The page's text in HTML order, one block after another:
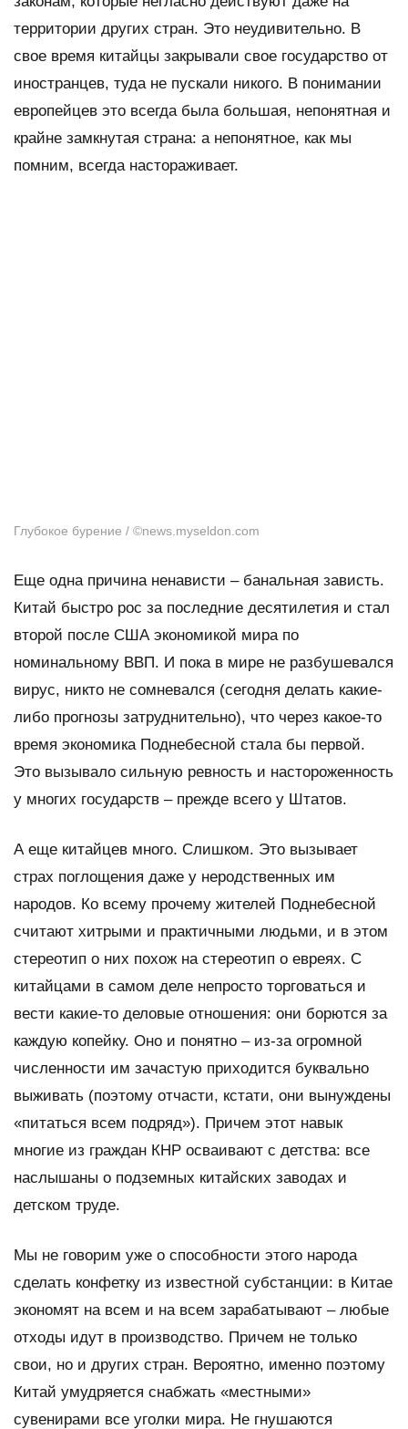
территории других стран. Это неудивительно. В
свое время китайцы закрывали свое государство от
иностранцев, туда не пускали никого. В понимании
европейцев это всегда была большая, непонятная и
крайне замкнутая страна: а непонятное, как мы
помним, всегда настораживает.
Глубокое бурение / ©news.myseldon.com
Еще одна причина ненависти – банальная зависть.
Китай быстро рос за последние десятилетия и стал
второй после США экономикой мира по
номинальному ВВП. И пока в мире не разбушевался
вирус, никто не сомневался (сегодня делать какие-
либо прогнозы затруднительно), что через какое-то
время экономика Поднебесной стала бы первой.
Это вызывало сильную ревность и настороженность
у многих государств – прежде всего у Штатов.
А еще китайцев много. Слишком. Это вызывает
страх поглощения даже у неродственных им
народов. Ко всему прочему жителей Поднебесной
считают хитрыми и практичными людьми, и в этом
стереотип о них похож на стереотип о евреях. С
китайцами в самом деле непросто торговаться и
вести какие-то деловые отношения: они борются за
каждую копейку. Оно и понятно – из-за огромной
численности им зачастую приходится буквально
выживать (поэтому отчасти, кстати, они вынуждены
«питаться всем подряд»). Причем этот навык
многие из граждан КНР осваивают с детства: все
наслышаны о подземных китайских заводах и
детском труде.
Мы не говорим уже о способности этого народа
сделать конфетку из известной субстанции: в Китае
экономят на всем и на всем зарабатывают – любые
отходы идут в производство. Причем не только
свои, но и других стран. Вероятно, именно поэтому
Китай умудряется снабжать «местными»
сувенирами все уголки мира. Не гнушаются